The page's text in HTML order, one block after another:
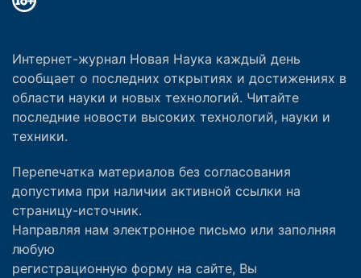
Интернет-журнал Новая Наука каждый день
сообщает о последних открытиях и достижениях в
области науки и новых технологий. Читайте
последние новости высоких технологий, науки и
техники.
Перепечатка материалов без согласования
допустима при наличии активной ссылки на
страницу-источник.
Направляя нам электронное письмо или заполняя
любую
регистрационную форму на сайте, Вы